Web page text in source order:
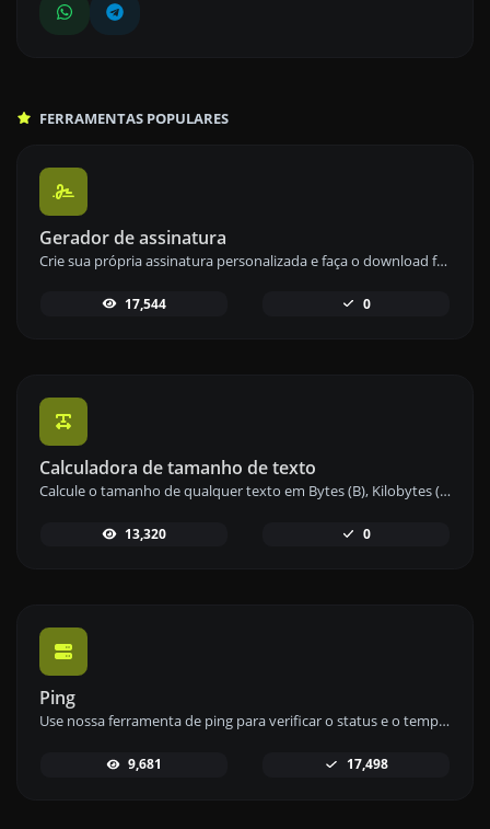
FERRAMENTAS POPULARES
Gerador de assinatura
Crie sua própria assinatura personalizada e faça o download facilmente com nossa ferramenta geradora de assinaturas para assinaturas eletrônicas personalizadas.
17,544 0
Calculadora de tamanho de texto
Calcule o tamanho de qualquer texto em Bytes (B), Kilobytes (KB) ou Megabytes (MB) usando nossa ferramenta de cálculo de tamanho de texto.
13,320 0
Ping
Use nossa ferramenta de ping para verificar o status e o tempo de resposta de qualquer site, servidor ou porta de forma rápida e eficiente.
9,681 17,498